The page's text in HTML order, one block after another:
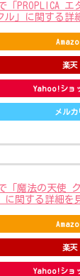
「PROPLICA
ル」に関する詳
楽天
Yahoo!ショ
メルカ
「魔法の天使
に関する詳細を
楽天
Yahoo!ショ